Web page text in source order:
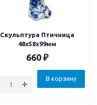
Скульптура Птичница
48x58x99мм
660 ₽
В корзину